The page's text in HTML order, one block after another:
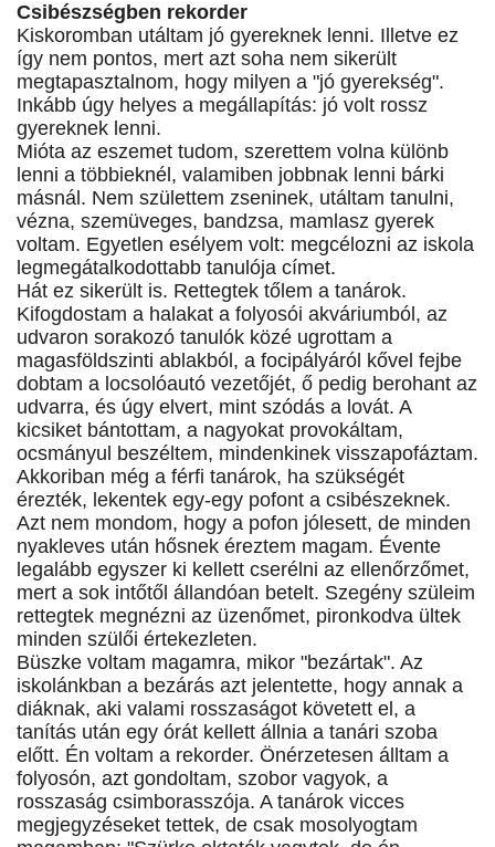
Csibészségben rekorder
Kiskoromban utáltam jó gyereknek lenni. Illetve ez
így nem pontos, mert azt soha nem sikerült
megtapasztalnom, hogy milyen a "jó gyerekség".
Inkább úgy helyes a megállapítás: jó volt rossz
gyereknek lenni.
Mióta az eszemet tudom, szerettem volna különb
lenni a többieknél, valamiben jobbnak lenni bárki
másnál. Nem születtem zseninek, utáltam tanulni,
vézna, szemüveges, bandzsa, mamlasz gyerek
voltam. Egyetlen esélyem volt: megcélozni az iskola
legmegátalkodottabb tanulója címet.
Hát ez sikerült is. Rettegtek tőlem a tanárok.
Kifogdostam a halakat a folyosói akváriumból, az
udvaron sorakozó tanulók közé ugrottam a
magasföldszinti ablakból, a focipályáról kővel fejbe
dobtam a locsolóautó vezetőjét, ő pedig berohant az
udvarra, és úgy elvert, mint szódás a lovát. A
kicsiket bántottam, a nagyokat provokáltam,
ocsmányul beszéltem, mindenkinek visszapofáztam.
Akkoriban még a férfi tanárok, ha szükségét
érezték, lekentek egy-egy pofont a csibészeknek.
Azt nem mondom, hogy a pofon jólesett, de minden
nyakleves után hősnek éreztem magam. Évente
legalább egyszer ki kellett cserélni az ellenőrzőmet,
mert a sok intőtől állandóan betelt. Szegény szüleim
rettegtek megnézni az üzenőmet, pironkodva ültek
minden szülői értekezleten.
Büszke voltam magamra, mikor "bezártak". Az
iskolánkban a bezárás azt jelentette, hogy annak a
diáknak, aki valami rosszaságot követett el, a
tanítás után egy órát kellett állnia a tanári szoba
előtt. Én voltam a rekorder. Önérzetesen álltam a
folyosón, azt gondoltam, szobor vagyok, a
rosszaság csimborasszója. A tanárok vicces
megjegyzéseket tettek, de csak mosolyogtam